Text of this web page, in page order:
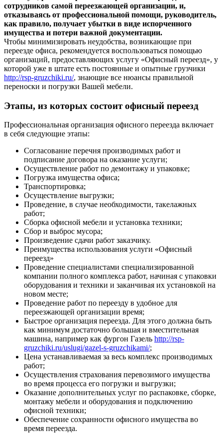
сотрудников самой переезжающей организации, и,
отказываясь от профессиональной помощи, руководитель,
как правило, получает убытки в виде испорченного
имущества и потери важной документации.
Чтобы минимизировать неудобства, возникающие при
переезде офиса, рекомендуется воспользоваться помощью
организаций, предоставляющих услугу «Офисный переезд», у
которой уже в штате есть постоянные и опытные грузчики
http://rsp-gruzchiki.ru/, знающие все нюансы правильной
переноски и погрузки Вашей мебели.
Этапы, из которых состоит офисный переезд
Профессиональная организация офисного переезда включает
в себя следующие этапы:
Согласование перечня производимых работ и
подписание договора на оказание услуги;
Осуществление работ по демонтажу и упаковке;
Погрузка имущества офиса;
Транспортировка;
Осуществление выгрузки;
Проведение, в случае необходимости, такелажных
работ;
Сборка офисной мебели и установка техники;
Сбор и выброс мусора;
Произведение сдачи работ заказчику.
Преимущества использования услуги «Офисный
переезд»
Проведение специалистами специализированной
компании полного комплекса работ, начиная с упаковки
оборудования и техники и заканчивая их установкой на
новом месте;
Проведение работ по переезду в удобное для
переезжающей организации время;
Быстрое организация переезда. Для этого должна быть
как минимум достаточно большая и вместительная
машина, например как фургон Газель http://rsp-
gruzchiki.ru/uslugi/gazel-s-gruzchikami/;
Цена устанавливаемая за весь комплекс производимых
работ;
Осуществления страхования перевозимого имущества
во время процесса его погрузки и выгрузки;
Оказание дополнительных услуг по распаковке, сборке,
монтажу мебели и оборудования и подключению
офисной техники;
Обеспечение сохранности офисного имущества во
время переезда.